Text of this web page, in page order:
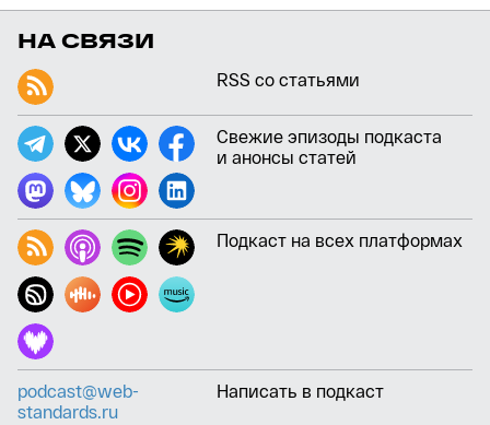
НА СВЯЗИ
RSS со статьями
Свежие эпизоды подкаста
и анонсы статей
Подкаст на всех платформах
Написать в подкаст
podcast@web-
standards.ru